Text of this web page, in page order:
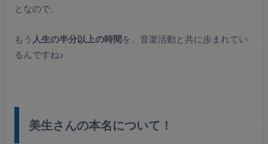
となので、
もう 人生の半分以上の時間を、音楽活動と共に歩まれてい
るんですね♪
美生さんの本名について！